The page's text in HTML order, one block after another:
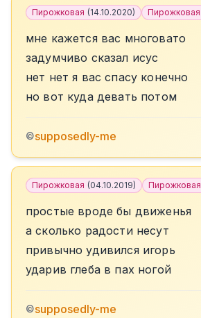
Пирожковая (14.10.2020) Пирожковая
мне кажется вас многовато
задумчиво сказал исус
нет нет я вас спасу конечно
но вот куда девать потом
©supposedly-me
Пирожковая (04.10.2019) Пирожковая
простые вроде бы движенья
а сколько радости несут
привычно удивился игорь
ударив глеба в пах ногой
©supposedly-me